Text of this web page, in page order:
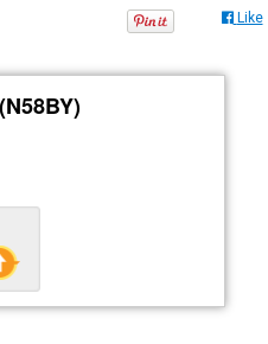
Like